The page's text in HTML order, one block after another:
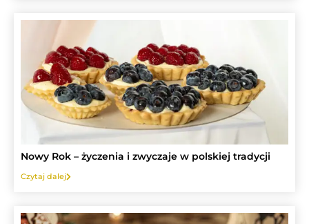
Nowy Rok – życzenia i zwyczaje w polskiej tradycji
Czytaj dalej